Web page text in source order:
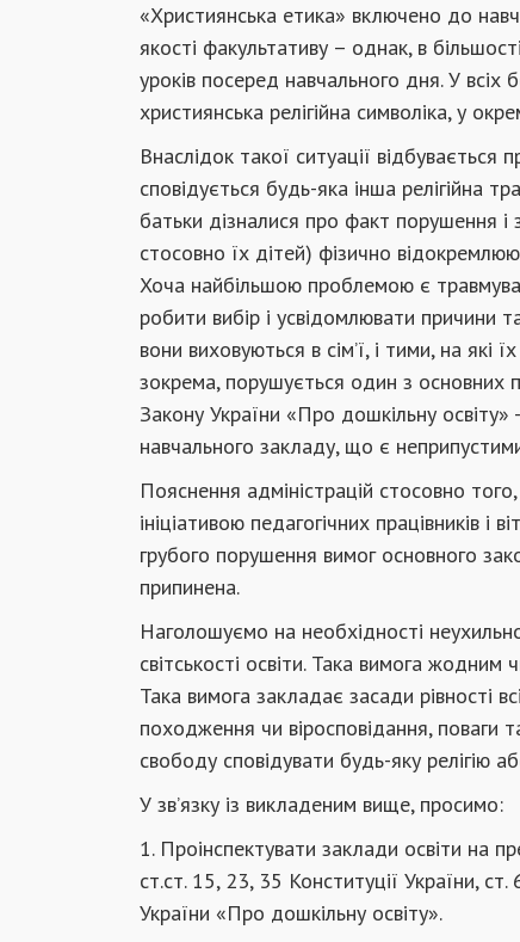
«Християнська етика» включено до
якості факультативу – однак, в
уроків посеред навчального дня. У всіх
християнська релігійна символіка, у
Внаслідок такої ситуації відбувається
сповідується будь-яка інша релігійна
батьки дізналися про факт порушення
стосовно їх дітей) фізично
Хоча найбільшою проблемою є
робити вибір і усвідомлювати причини
вони виховуються в сім’ї, і тими, на які
зокрема, порушується один з основних
Закону України «Про дошкільну освіту»
навчального закладу, що є
Пояснення адміністрацій стосовно
ініціативою педагогічних працівників
грубого порушення вимог основного
припинена.
Наголошуємо на необхідності
світськості освіти. Така вимога
Така вимога закладає засади рівності
походження чи віросповідання, поваги
свободу сповідувати будь-яку релігію
У зв’язку із викладеним вище, просимо:
1. Проінспектувати заклади освіти на
ст.ст. 15, 23, 35 Конституції України,
України «Про дошкільну освіту».